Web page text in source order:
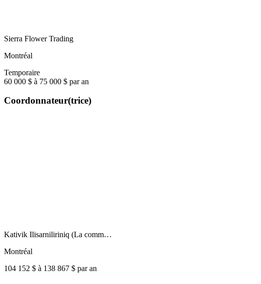
Sierra Flower Trading
Montréal
Temporaire
60 000 $ à 75 000 $ par an
Coordonnateur(trice)
Kativik Ilisarniliriniq (La comm…
Montréal
104 152 $ à 138 867 $ par an